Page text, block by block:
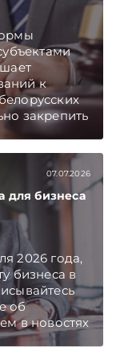
к
закрепить
в
товаров
июля.
и Viber.
раньше,
07.07.2026
для бизнеса
2026 года,
бизнеса в
об
в новостях